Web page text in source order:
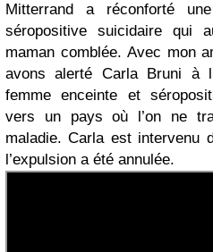
Mitterrand a réconforté
séropositive suicidaire qui
maman comblée. Avec mon
avons alerté Carla Bruni à
femme enceinte et
vers un pays où l’on ne
maladie. Carla est intervenu
l’expulsion a été annulée.